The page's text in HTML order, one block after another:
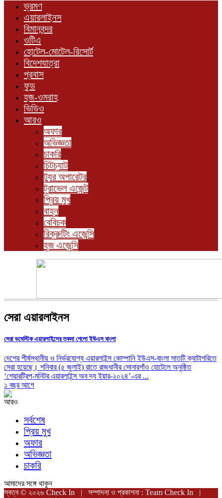
ভ্রমণ
এয়ারলাইনস
বিমানবন্দর
ওটিএ
হোটেল-মোটেল-রিসোর্ট
বিদেশযাত্রা
প্রবাস
ফুড
হজ-ওমরাহ
ভিডিও
আরও
অফার
অভিজ্ঞতা
চাকরি
চিটচ্যাট
ট্যুর অপারেটর
ট্রাভেল এজেন্ট
প্রিয় মুখ
বাহন
বেবিচক
রিক্রুটিং এজেন্সি
হজ এজেন্সি
সেরা এয়ারলাইনস
সেরা ডমেস্টিক এয়ারলাইন্সের তকমা পেলো ইউএস বাংলা
দেশের শীর্ষস্থানীয় ও নির্ভরযোগ্য এয়ারলাইন্স কোম্পানি ইউএস-বাংলা সাতটি ক্যাটাগরিতে
সেরা হয়েছে। শনিবার (৫ জুলাই) রাতে রাজধানীর সোনারগাঁও হোটেলে অনুষ্ঠিত
‘শেয়ারট্রিপ-মনিটর এয়ারলাইন্স অব দ্য ইয়ার-২০২৪’-এর ...
১ বছর আগে
আরও
সর্বশেষ
প্রিয় মুখ
অফার
অভিজ্ঞতা
চাকরি
আমাদের সঙ্গে থাকুন
স্বত্ব © ২০২৬ Check In | সম্পাদনা ও প্রকাশনা : Team Check In |